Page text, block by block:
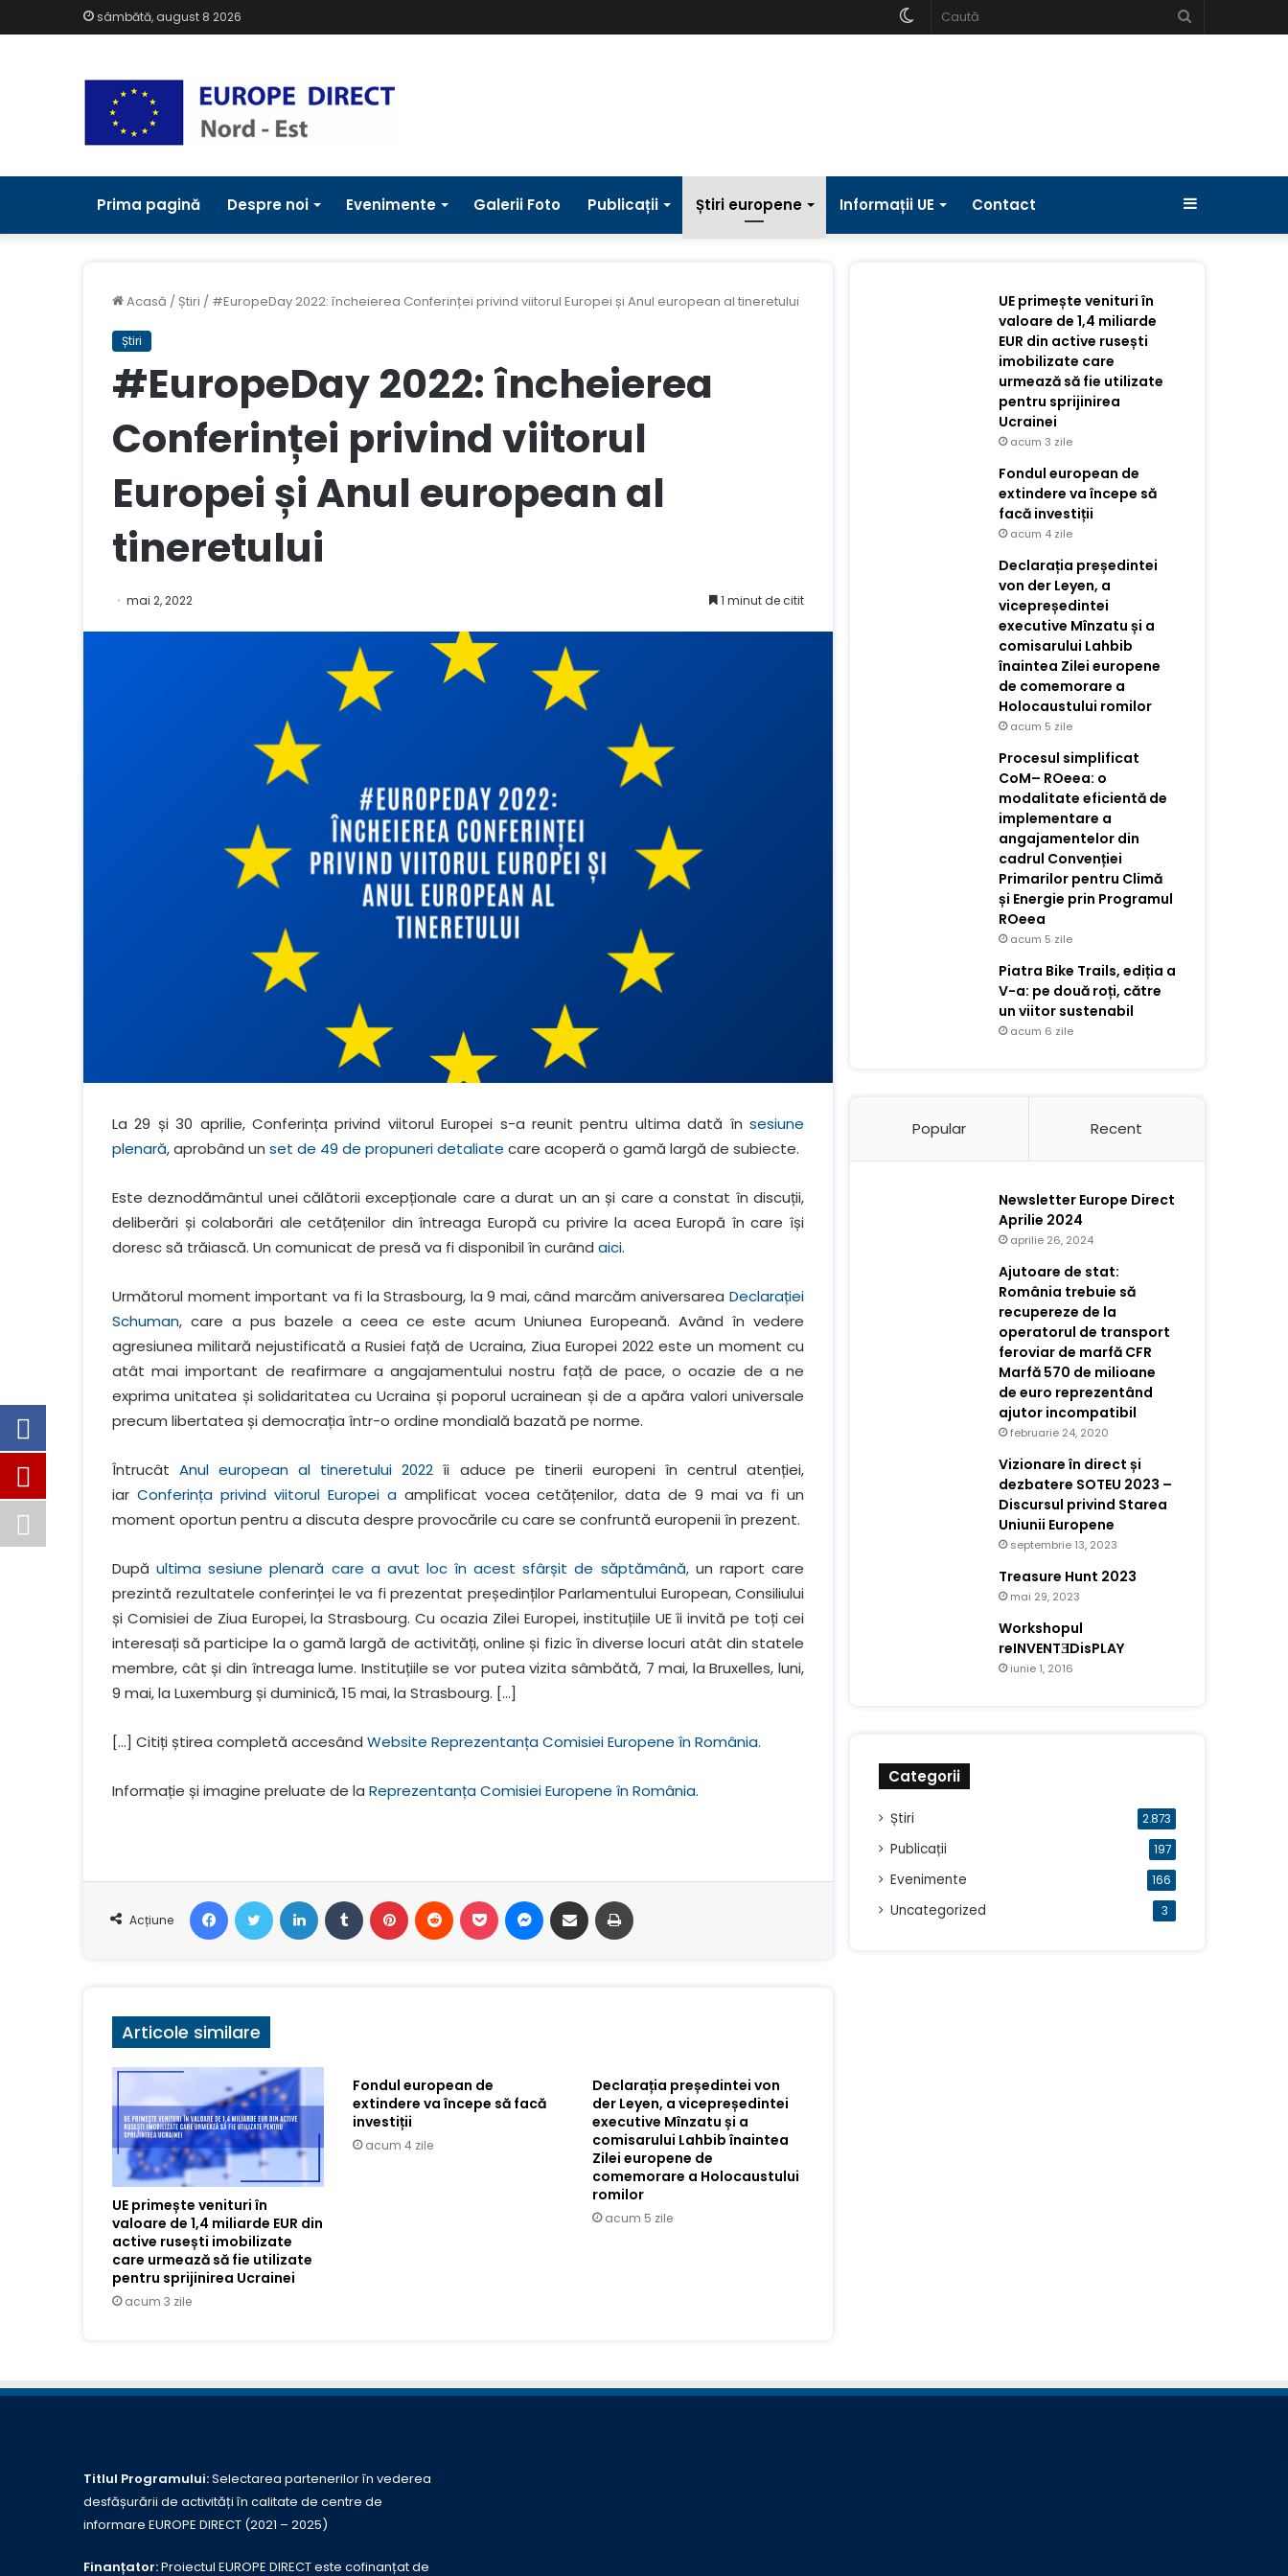
sâmbătă, august 8 2026
Schimbați
Prima pagină Despre noi Evenimente Galerii Foto Publicații Știri europene Informații UE Contact Bara
Acasă / Știri / #EuropeDay 2022: încheierea Conferinței privind viitorul Europei și Anul european al tineretului
Știri
#EuropeDay 2022: încheierea
Conferinței privind viitorul
Europei și Anul european al
tineretului
mai 2, 2022 1 minut de citit
La 29 și 30 aprilie, Conferința privind viitorul Europei s-a reunit pentru ultima dată în sesiune
plenară, aprobând un set de 49 de propuneri detaliate care acoperă o gamă largă de subiecte.
Este deznodământul unei călătorii excepționale care a durat un an și care a constat în discuții,
deliberări și colaborări ale cetățenilor din întreaga Europă cu privire la acea Europă în care își
doresc să trăiască. Un comunicat de presă va fi disponibil în curând aici.
Următorul moment important va fi la Strasbourg, la 9 mai, când marcăm aniversarea Declarației
Schuman, care a pus bazele a ceea ce este acum Uniunea Europeană. Având în vedere
agresiunea militară nejustificată a Rusiei față de Ucraina, Ziua Europei 2022 este un moment cu
atât mai important de reafirmare a angajamentului nostru față de pace, o ocazie de a ne
exprima unitatea și solidaritatea cu Ucraina și poporul ucrainean și de a apăra valori universale
precum libertatea și democrația într-o ordine mondială bazată pe norme.
ÎntrucâtAnul european al tineretului 2022 îi aduce pe tinerii europeni în centrul atenției,
iar Conferința privind viitorul Europei aamplificat vocea cetățenilor, data de 9 mai va fi un
moment oportun pentru a discuta despre provocările cu care se confruntă europenii în prezent.
Dupăultima sesiune plenară care a avut loc în acest sfârșit de săptămână,un raport care
prezintă rezultatele conferinței le va fi prezentat președinților Parlamentului European, Consiliului
și Comisiei de Ziua Europei, la Strasbourg. Cu ocazia Zilei Europei, instituțiile UE îi invită pe toți cei
interesați să participe la o gamă largă de activități, online și fizic în diverse locuri atât din statele
membre, cât și din întreaga lume. Instituțiile se vor putea vizita sâmbătă, 7 mai, la Bruxelles, luni,
9 mai, la Luxemburg și duminică, 15 mai, la Strasbourg. […]
[…] Citiți știrea completă accesând Website Reprezentanța Comisiei Europene în România.
Informație și imagine preluate de la Reprezentanța Comisiei Europene în România.
Acțiune
FacebookStare de nervozitateLinkedIn Tumblr Pinterest Reddit Buzunar Mesager Distribuie prin e-mail
Articole similare
UE primește venituri în
valoare de 1,4 miliarde EUR din
active rusești imobilizate
care urmează să fie utilizate
pentru sprijinirea Ucrainei
acum 3 zile
Fondul european de
extindere va începe să facă
investiții
acum 4 zile
Declarația președintei von
der Leyen, a vicepreședintei
executive Mînzatu și a
comisarului Lahbib înaintea
Zilei europene de
comemorare a Holocaustului
romilor
acum 5 zile
UE primește venituri în
valoare de 1,4 miliarde
EUR din active rusești
imobilizate care
urmează să fie utilizate
pentru sprijinirea
Ucrainei
acum 3 zile
Fondul european de
extindere va începe să
facă investiții
acum 4 zile
Declarația președintei
von der Leyen, a
vicepreședintei
executive Mînzatu și a
comisarului Lahbib
înaintea Zilei europene
de comemorare a
Holocaustului romilor
acum 5 zile
Procesul simplificat
CoM– ROeea: o
modalitate eficientă de
implementare a
angajamentelor din
cadrul Convenției
Primarilor pentru Climă
și Energie prin Programul
ROeea
acum 5 zile
Piatra Bike Trails, ediția a
V-a: pe două roți, către
un viitor sustenabil
acum 6 zile
Popular Recent
Newsletter Europe Direct
Aprilie 2024
aprilie 26, 2024
Ajutoare de stat:
România trebuie să
recupereze de la
operatorul de transport
feroviar de marfă CFR
Marfă 570 de milioane
de euro reprezentând
ajutor incompatibil
februarie 24, 2020
Vizionare în direct și
dezbatere SOTEU 2023 –
Discursul privind Starea
Uniunii Europene
septembrie 13, 2023
Treasure Hunt 2023
mai 29, 2023
Workshopul
reINVENTƎDisPLAY
iunie 1, 2016
Categorii
Știri 2.873
Publicații 197
Evenimente 166
Uncategorized 3
Titlul Programului:Selectarea partenerilor în vederea
desfășurării de activități în calitate de centre de
informare EUROPE DIRECT (2021 – 2025)
Finanțator:Proiectul EUROPE DIRECT este cofinanțat de